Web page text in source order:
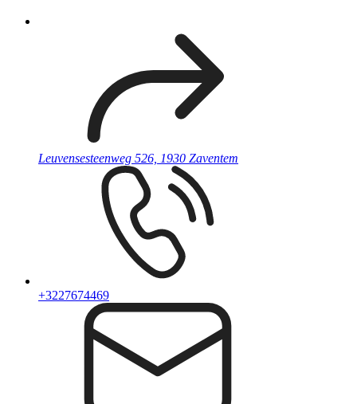
Leuvensesteenweg 526, 1930 Zaventem
+3227674469